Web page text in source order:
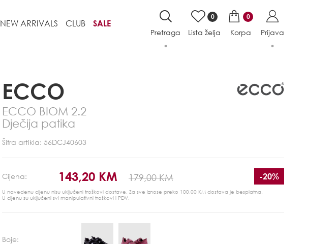
NEW ARRIVALS CLUB SALE
Pretraga
0
Lista želja
0
Korpa Prijava
ECCO
ECCO BIOM 2.2
Dječija patika
Šifra artikla: 56DCJ40603
Cijena: 143,20 KM 179,00 KM -20%
U navedenu cijenu nisu uključeni troškovi dostave. Za sve iznose preko 100,00 KM dostava je besplatna.
U cijenu su uključeni svi manipulativni troškovi i PDV.
Boje: